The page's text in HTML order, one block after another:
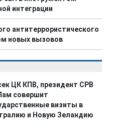
интеграции
антитеррористического
новых вызовов
ЦК КПВ, президент СРВ
совершит
визиты в
и Новую Зеландию